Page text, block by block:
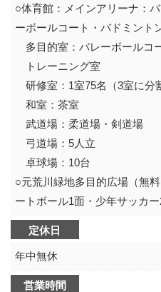
○体育館：メインアリーナ：
ーボールコート・バドミント
多目的室：バレーボールコ
トレーニング室
研修室：1室75名（3室に分
和室：茶室
武道場：柔道場・剣道場
弓道場：5人立
卓球場：10台
○元荒川緑地多目的広場（無
ートボール1面・少年サッカ
定休日
年中無休
営業時間